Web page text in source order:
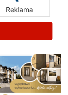
Reklama